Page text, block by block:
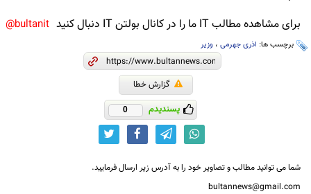
برای مشاهده مطالب IT ما را در کانال بولتن IT دنبال کنید bultanit@
برچسب ها: اذری جهرمی ، وزیر
گزارش خطا
پسندیدم 0
شما می توانید مطالب و تصاویر خود را به آدرس زیر ارسال فرمایید.
bultannews@gmail.com